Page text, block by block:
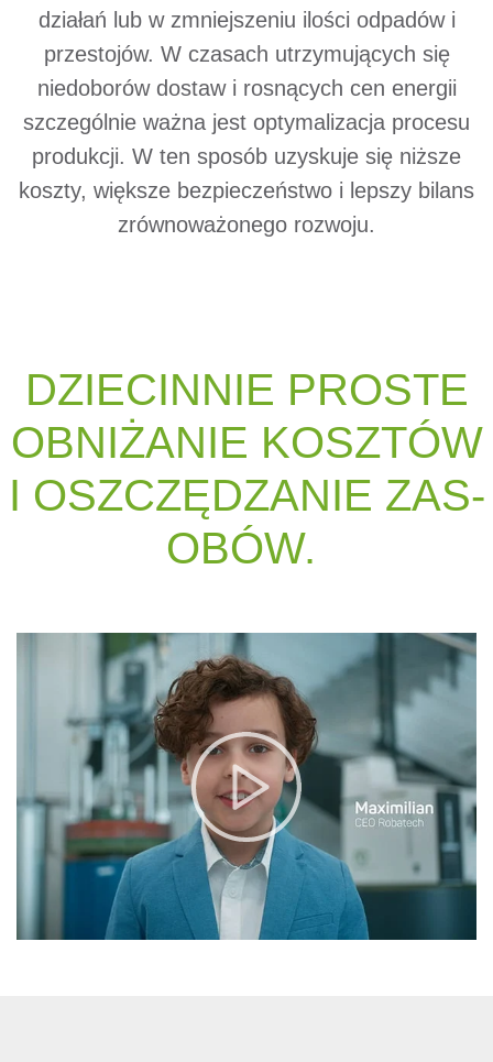
działań lub w zmniejszeniu ilości odpadów i
przestojów. W czasach utrzymujących się
niedoborów dostaw i rosnących cen energii
szczególnie ważna jest optymalizacja procesu
produkcji. W ten sposób uzyskuje się niższe
koszty, większe bezpieczeństwo i lepszy bilans
zrównoważonego rozwoju.
DZIE­CIN­NIE PROS­TE
OB­NIŻA­NIE KOSZ­TÓW
I OSZ­C­ZĘD­ZA­NIE ZAS­
OBÓW.